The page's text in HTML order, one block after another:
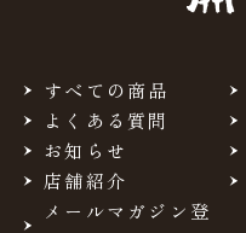
すべての商品
よくある質問
お知らせ
店舗紹介
メールマガジン登